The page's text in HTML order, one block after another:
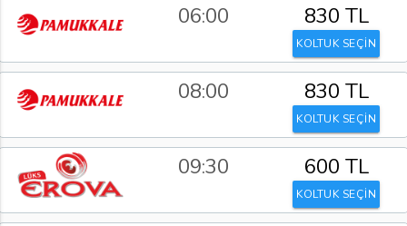
06:00 830 TL
KOLTUK SEÇİN
08:00 830 TL
KOLTUK SEÇİN
09:30 600 TL
KOLTUK SEÇİN